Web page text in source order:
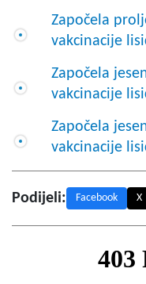
Započela
vakcinacije
Započela
vakcinacije
Započela
vakcinacije
Podijeli: Facebook X